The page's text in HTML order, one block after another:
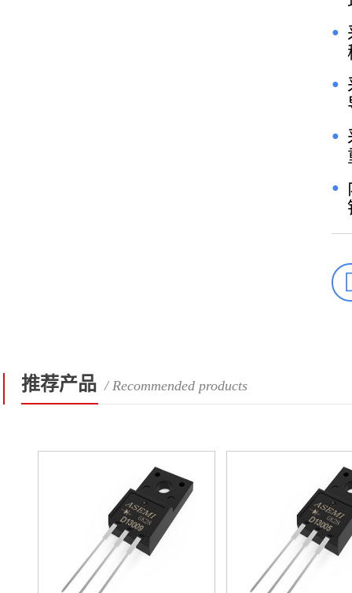
●
●
●
●
推荐产品 / Recommended products